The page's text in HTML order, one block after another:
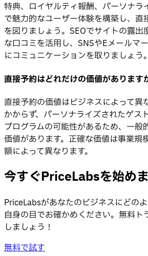
特典、ロイヤルティ報酬、パーソナラ
で魅力的なユーザー体験を構築し、直
を図りましょう。SEOでサイトの露出
な口コミを活用し、SNSやEメールマ
にコミュニケーションを取りましょう。
直接予約はどれだけの価値があります
直接予約の価値はビジネスによって異
かからず、パーソナライズされたゲス
プログラムの可能性があるため、一般
価値があります。正確な価値は事業規
額によって異なります。
今すぐPriceLabsを始め
PriceLabsがあなたのビジネスにどの
自身の目でお確かめください。無料ト
しましょう！
無料で試す